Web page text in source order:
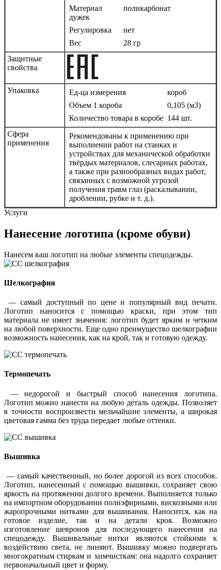
Материал
дужек
поликарбонат
Регулировка
нет
Вес
28 гр
Защитные
свойства
Упаковка Ед-ца измерения
короб
Объем 1 короба
0,105 (м3)
Количество товара в коробе 144 шт.
Сфера
применения
Рекомендованы к применению при
выполнении работ на станках и
устройствах для механической обработки
твёрдых материалов, слесарных работах,
а также при разнообразных видах работ,
связанных с возможной угрозой
получения травм глаз (раскалывании,
дроблении, рубке и т. д.).
Услуги
Нанесение логотипа (кроме обуви)
Нанесем ваш логотип на любые элементы спецодежды.
Шелкография
— самый доступный по цене и популярный вид печати.
Логотип наносится с помощью краски, при этом тип
материала не имеет значения: логотип будет ярким и четким
на любой поверхности. Еще одно преимущество шелкографии
возможность нанесения, как на крой, так и готовую одежду.
Термопечать
— недорогой и быстрый способ нанесения логотипа.
Логотип можно нанести на любую деталь одежды. Позволяет
в точности воспроизвести мельчайшие элементы, а широкая
цветовая гамма без труда передает любые оттенки.
Вышивка
— самый качественный, но более дорогой из всех способов.
Логотип, нанесенный с помощью вышивки, сохраняет свою
яркость на протяжении долгого времени. Выполняется только
на импортном оборудовании полиэфирными, вискозными или
жаропрочными нитками для вышивания. Наносится, как на
готовое изделие, так и на детали кроя. Возможно
изготовление шевронов для последующего нанесения на
спецодежду. Вышивальные нитки являются стойкими к
воздействию света, не линяют. Вышивку можно подвергать
многократным стиркам и химчисткам: она надолго сохраняет
первоначальный цвет и форму.